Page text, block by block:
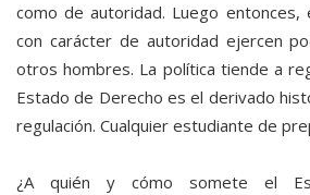
como de autoridad. Luego entonces,
con carácter de autoridad ejercen
otros hombres. La política tiende a
Estado de Derecho es el derivado
regulación. Cualquier estudiante de
¿A quién y cómo somete el